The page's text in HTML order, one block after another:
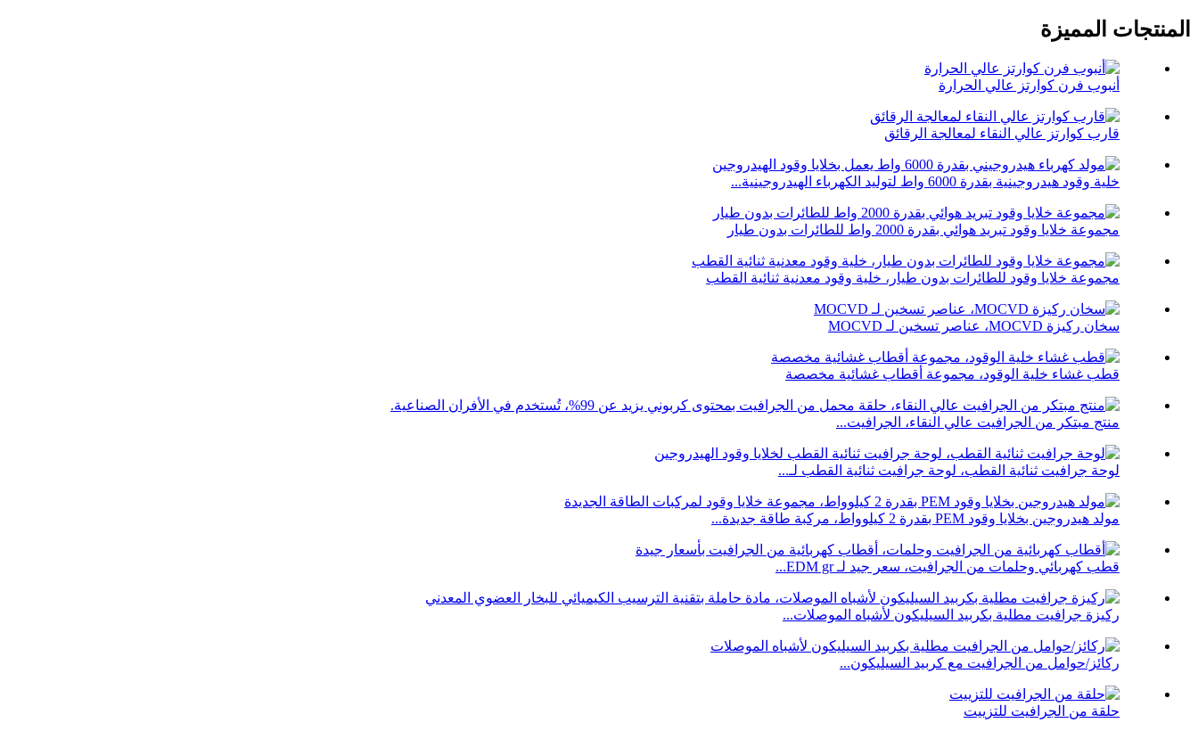
المنتجات المميزة
أنبوب فرن كوارتز عالي الحرارة
قارب كوارتز عالي النقاء لمعالجة الرقائق
خلية وقود هيدروجينية بقدرة 6000 واط لتوليد الكهرباء الهيدروجينية...
مجموعة خلايا وقود تبريد هوائي بقدرة 2000 واط للطائرات بدون طيار
مجموعة خلايا وقود للطائرات بدون طيار، خلية وقود معدنية ثنائية القطب
سخان ركيزة MOCVD، عناصر تسخين لـ MOCVD
قطب غشاء خلية الوقود، مجموعة أقطاب غشائية مخصصة
منتج مبتكر من الجرافيت عالي النقاء، الجرافيت...
لوحة جرافيت ثنائية القطب، لوحة جرافيت ثنائية القطب لـ...
مولد هيدروجين بخلايا وقود PEM بقدرة 2 كيلوواط، مركبة طاقة جديدة...
قطب كهربائي وحلمات من الجرافيت، سعر جيد لـ EDM gr...
ركيزة جرافيت مطلية بكربيد السيليكون لأشباه الموصلات...
ركائز/حوامل من الجرافيت مع كربيد السيليكون...
حلقة من الجرافيت للتزييت